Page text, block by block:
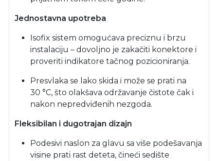
Jednostavna upotreba
Isofix sistem omogućava preciznu i brzu
instalaciju – dovoljno je zakačiti konektore i
proveriti indikatore tačnog pozicioniranja.
Presvlaka se lako skida i može se prati na
30 °C, što olakšava održavanje čistote čak i
nakon nepredviđenih nezgoda.
Fleksibilan i dugotrajan dizajn
Podesivi naslon za glavu sa više podešavanja
visine prati rast deteta, čineći sedište